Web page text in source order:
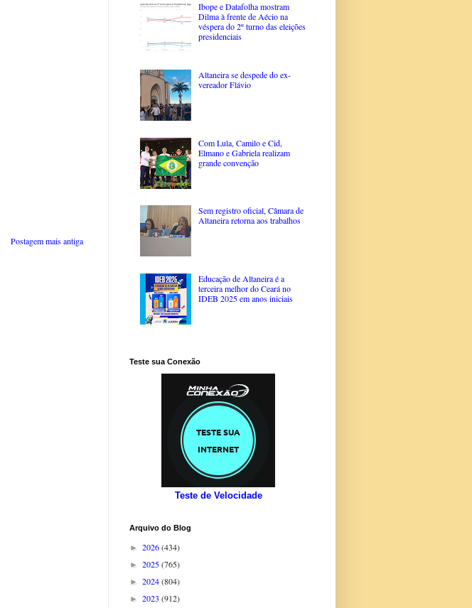
Postagem mais antiga
Ibope e Datafolha mostram
Dilma à frente de Aécio na
véspera do 2º turno das eleições
presidenciais
Altaneira se despede do ex-
vereador Flávio
Com Lula, Camilo e Cid,
Elmano e Gabriela realizam
grande convenção
Sem registro oficial, Câmara de
Altaneira retorna aos trabalhos
Educação de Altaneira é a
terceira melhor do Ceará no
IDEB 2025 em anos iniciais
Teste sua Conexão
Teste de Velocidade
Arquivo do Blog
► 2026(434)
► 2025(765)
► 2024(804)
► 2023 (912)